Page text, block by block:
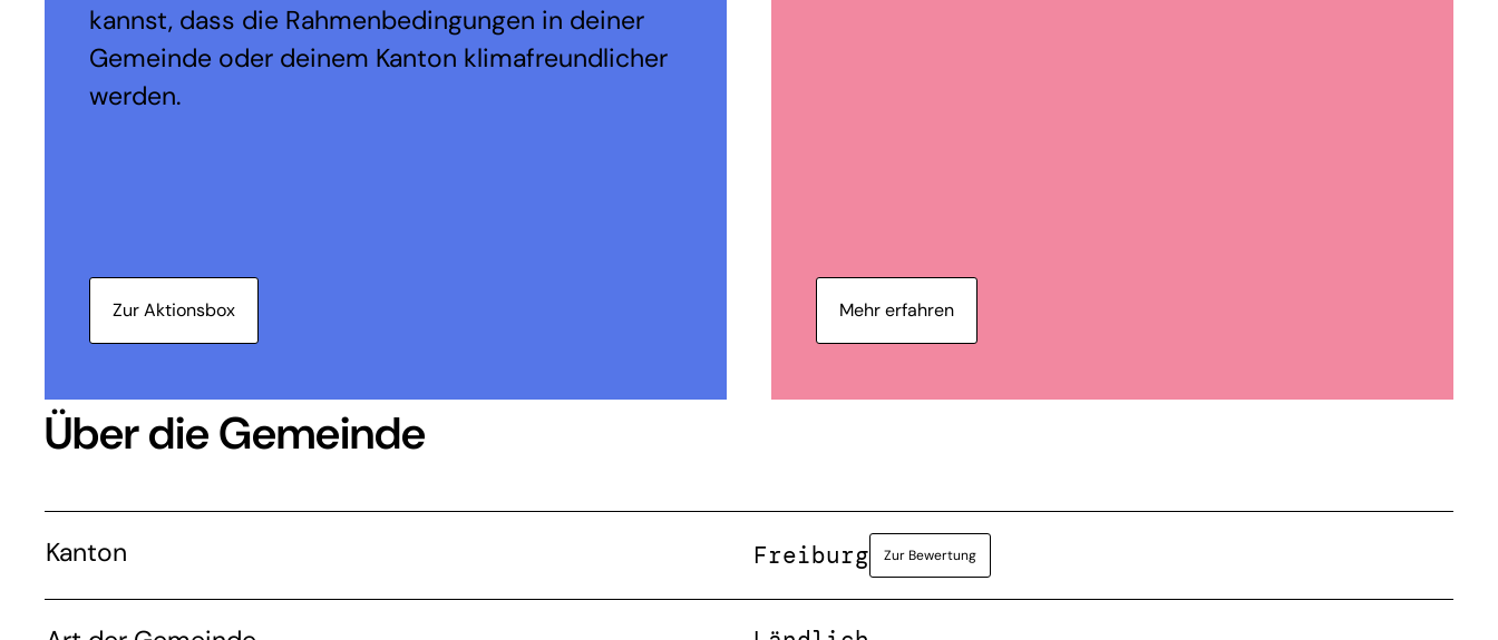
kannst, dass die Rahmenbedingungen in deiner
Gemeinde oder deinem Kanton klimafreundlicher
werden.
Zur Aktionsbox Mehr erfahren
Über die Gemeinde
Kanton Freiburg Zur Bewertung